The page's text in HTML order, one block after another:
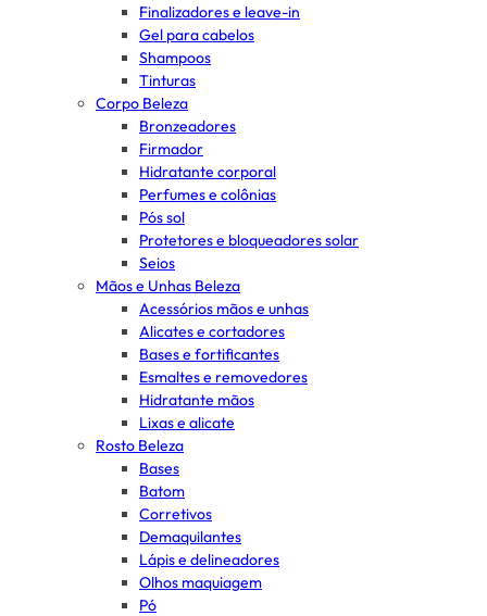
Finalizadores e leave-in
Gel para cabelos
Shampoos
Tinturas
Corpo Beleza
Bronzeadores
Firmador
Hidratante corporal
Perfumes e colônias
Pós sol
Protetores e bloqueadores solar
Seios
Mãos e Unhas Beleza
Acessórios mãos e unhas
Alicates e cortadores
Bases e fortificantes
Esmaltes e removedores
Hidratante mãos
Lixas e alicate
Rosto Beleza
Bases
Batom
Corretivos
Demaquilantes
Lápis e delineadores
Olhos maquiagem
Pó